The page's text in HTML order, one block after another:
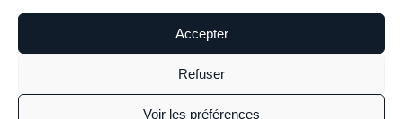
Accepter
Refuser
Voir les préférences
31, avenue Raymond Poincaré
75116 Paris
Tél : + 33 (0)1 76 71 07 40
trocadero@sdelagrandiere.fr